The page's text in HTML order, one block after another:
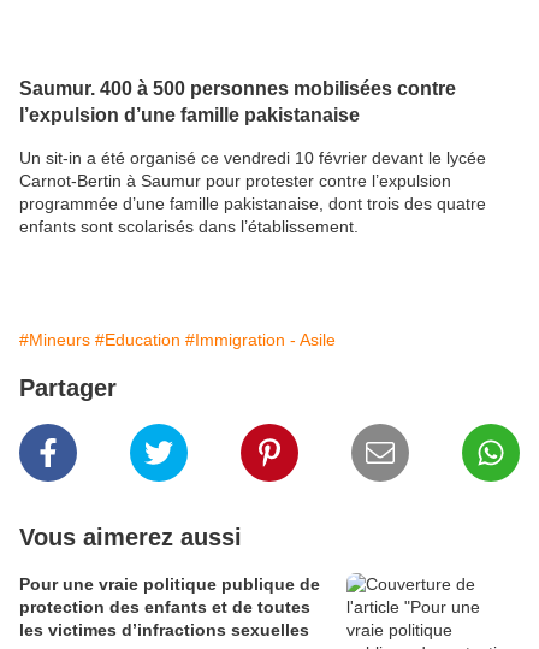
Saumur. 400 à 500 personnes mobilisées contre
l’expulsion d’une famille pakistanaise
Un sit-in a été organisé ce vendredi 10 février devant le lycée
Carnot-Bertin à Saumur pour protester contre l’expulsion
programmée d’une famille pakistanaise, dont trois des quatre
enfants sont scolarisés dans l’établissement.
#Mineurs #Education #Immigration - Asile
Partager
Vous aimerez aussi
Pour une vraie politique publique de
protection des enfants et de toutes
les victimes d’infractions sexuelles